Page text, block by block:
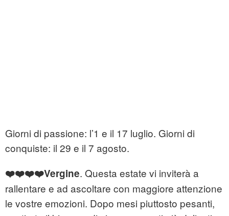
Giorni di passione: l’1 e il 17 luglio. Giorni di
conquiste: il 29 e il 7 agosto.
❤️❤️❤️❤️Vergine. Questa estate vi inviterà a
rallentare e ad ascoltare con maggiore attenzione
le vostre emozioni. Dopo mesi piuttosto pesanti,